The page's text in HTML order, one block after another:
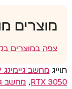
מוצרים
צפה במוצרים
תוייג מחשב גיימינג 1080P
RTX 3050
, מחשב